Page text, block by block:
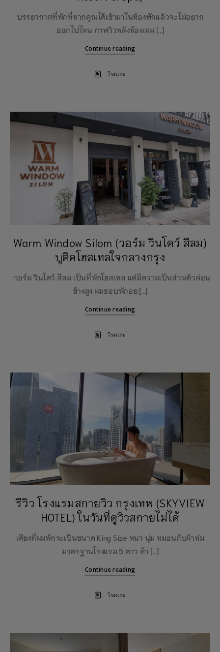
บรรยากาศที่พักที่หากคุณได้เข้ามาในห้องพักแล้วจะไม่อยาก
ออกไปไหน ภาพวิวหลังห้องเหม […]
Continue reading
โรงแรม
Warm Window Silom (วอร์ม วินโดว์ สีลม)
บูติคโฮสเทลใจกลางกรุง
วอร์ม วินโดว์ สีลม เป็นที่พักโฮสเทล แต่มีความเป็นส่วนตัวค่อน
ข้างสูง ผมชอบพักอย […]
Continue reading
โรงแรม
รีวิว โรงแรมสกายวิว กรุงเทพ (SKYVIEW
HOTEL) ในวันที่ดูวิวสกายไม่ได้
เตียงที่ผมพักจะเป็นขนาด King Size หนา นุ่ม หมอนกับผ้าห่ม
มาตรฐานโรงแรม 5 ดาว ด้า […]
Continue reading
โรงแรม